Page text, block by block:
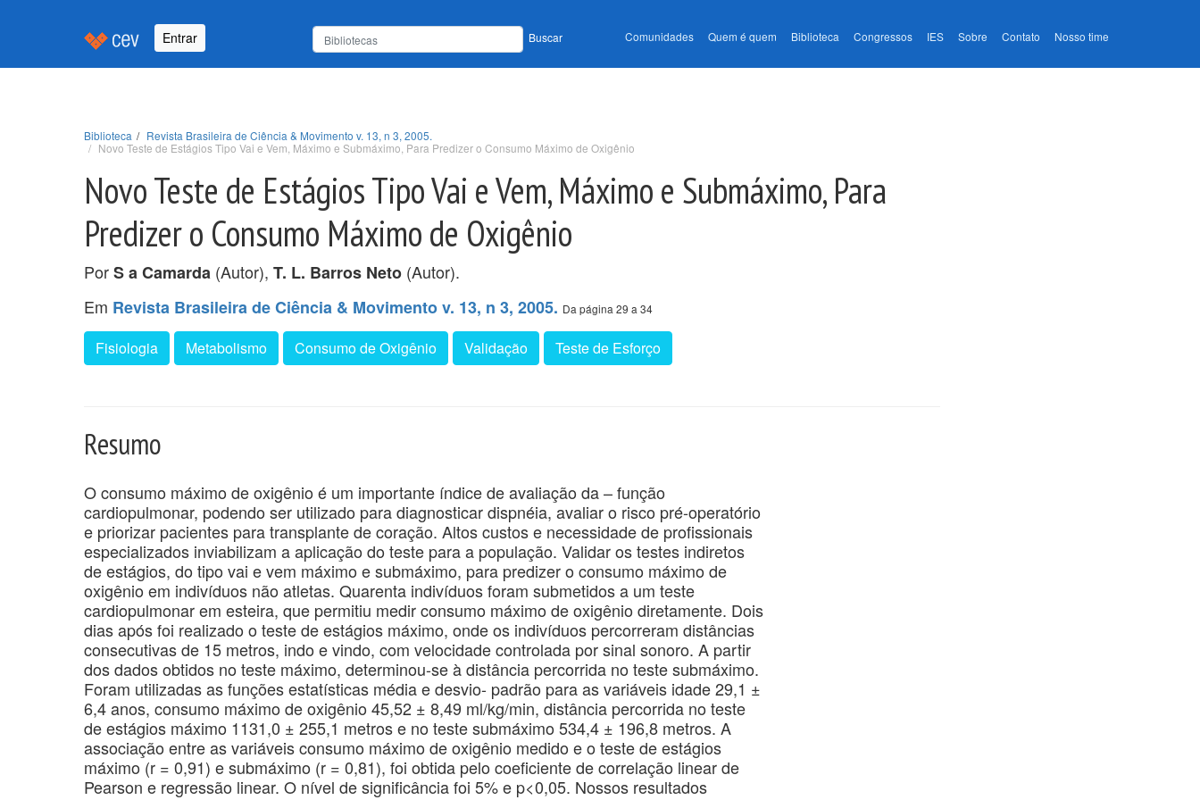
Entrar Buscar Comunidades Quem é quem Biblioteca Congressos IES Sobre Contato Nosso time
Biblioteca
Revista Brasileira de Ciência & Movimento v. 13, n 3, 2005.
Novo Teste de Estágios Tipo Vai e Vem, Máximo e Submáximo, Para Predizer o Consumo Máximo de Oxigênio
Novo Teste de Estágios Tipo Vai e Vem, Máximo e Submáximo, Para
Predizer o Consumo Máximo de Oxigênio
PorS a Camarda (Autor), T. L. Barros Neto (Autor).
Em Revista Brasileira de Ciência & Movimento v. 13, n 3, 2005. Da página 29 a 34
Fisiologia Metabolismo Consumo de Oxigênio Validação Teste de Esforço
Resumo
O consumo máximo de oxigênio é um importante índice de avaliação da – função
cardiopulmonar, podendo ser utilizado para diagnosticar dispnéia, avaliar o risco pré-operatório
e priorizar pacientes para transplante de coração. Altos custos e necessidade de profissionais
especializados inviabilizam a aplicação do teste para a população. Validar os testes indiretos
de estágios, do tipo vai e vem máximo e submáximo, para predizer o consumo máximo de
oxigênio em indivíduos não atletas. Quarenta indivíduos foram submetidos a um teste
cardiopulmonar em esteira, que permitiu medir consumo máximo de oxigênio diretamente. Dois
dias após foi realizado o teste de estágios máximo, onde os indivíduos percorreram distâncias
consecutivas de 15 metros, indo e vindo, com velocidade controlada por sinal sonoro. A partir
dos dados obtidos no teste máximo, determinou-se à distância percorrida no teste submáximo.
Foram utilizadas as funções estatísticas média e desvio- padrão para as variáveis idade 29,1 ±
6,4 anos, consumo máximo de oxigênio 45,52 ± 8,49 ml/kg/min, distância percorrida no teste
de estágios máximo 1131,0 ± 255,1 metros e no teste submáximo 534,4 ± 196,8 metros. A
associação entre as variáveis consumo máximo de oxigênio medido e o teste de estágios
máximo (r = 0,91) e submáximo (r = 0,81), foi obtida pelo coeficiente de correlação linear de
Pearson e regressão linear. O nível de significância foi 5% e p<0,05. Nossos resultados